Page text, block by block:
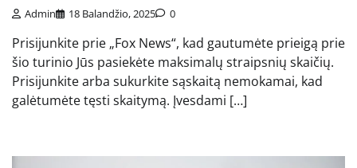
Admin 18 Balandžio, 2025 0
Prisijunkite prie „Fox News“, kad gautumėte prieigą prie
šio turinio Jūs pasiekėte maksimalų straipsnių skaičių.
Prisijunkite arba sukurkite sąskaitą nemokamai, kad
galėtumėte tęsti skaitymą. Įvesdami […]